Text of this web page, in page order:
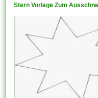
Stern Vorlage Zum